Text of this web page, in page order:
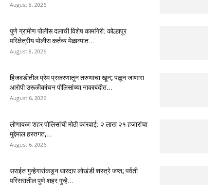
August 8, 2026
पुणे ग्रामीण पोलीस दलाची विशेष कामगिरी: कोल्हापूर
परिक्षेत्रीय पोलीस कर्तव्य मेळाव्यात...
August 8, 2026
हिंजवडीतील प्रेम प्रकरणातून तरुणाचा खून; पळून जाणारा
आरोपी उरूळीकांचन पोलिसांच्या नाकाबंदीत...
August 6, 2026
लोणावळा शहर पोलिसांची मोठी कारवाई: २ लाख २१ हजारांचा
मुद्देमाल हस्तगत,...
August 6, 2026
सराईत गुन्हेगारांकडून धारदार लोखंडी शस्त्रे जप्त; पर्वती
परिसरातील पुणे शहर गुन्हे...